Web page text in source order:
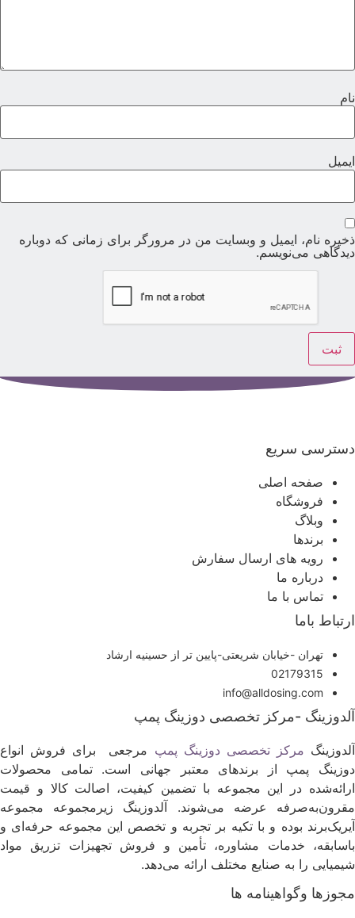
نام
ایمیل
ذخیره نام، ایمیل و وبسایت من در مرورگر برای زمانی که دوباره
دیدگاهی می‌نویسم.
دسترسی سریع
صفحه اصلی
فروشگاه
وبلاگ
برندها
رویه های ارسال سفارش
درباره ما
تماس با ما
ارتباط باما
تهران -خیابان شریعتی-پایین تر از حسینیه ارشاد
02179315
info@alldosing.com
آلدوزینگ -مرکز تخصصی دوزینگ پمپ
مرکز تخصصی دوزینگ پمپ مرجعی برای فروش انواع
دوزینگ پمپ از برندهای معتبر جهانی است. تمامی محصولات
ارائه‌شده در این مجموعه با تضمین کیفیت، اصالت کالا و قیمت
مقرون‌به‌صرفه عرضه می‌شوند. آلدوزینگ زیرمجموعه مجموعه
آیریک‌برند بوده و با تکیه بر تجربه و تخصص این مجموعه حرفه‌ای و
باسابقه، خدمات مشاوره، تأمین و فروش تجهیزات تزریق مواد
شیمیایی را به صنایع مختلف ارائه می‌دهد.
مجوزها وگواهینامه ها